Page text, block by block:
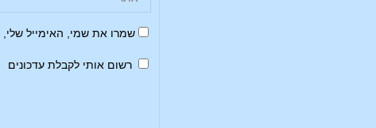
שמרו את שמי, האימייל
רשום אותי לקבלת עדכונים